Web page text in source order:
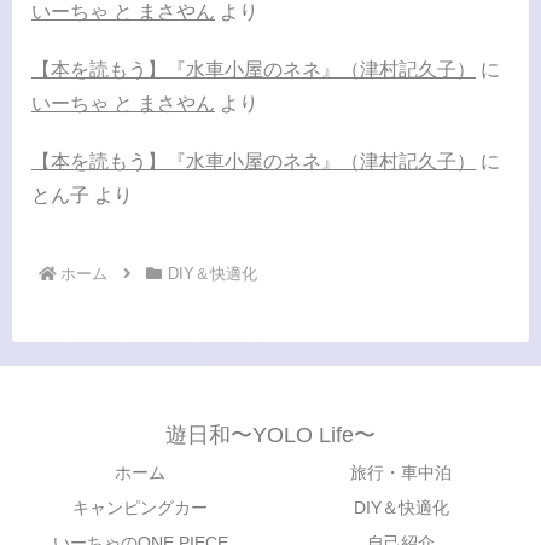
いーちゃ と まさやん より
【本を読もう】『水車小屋のネネ』（津村記久子）
に
いーちゃ と まさやん より
【本を読もう】『水車小屋のネネ』（津村記久子）
に
とん子 より
ホーム DIY＆快適化
遊日和〜YOLO Life〜
ホーム
旅行・車中泊
キャンピングカー
DIY＆快適化